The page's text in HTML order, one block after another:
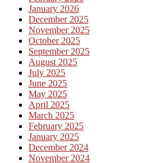
January 2026
December 2025
November 2025
October 2025
September 2025
August 2025
July 2025
June 2025
May 2025
April 2025
March 2025
February 2025
January 2025
December 2024
November 2024